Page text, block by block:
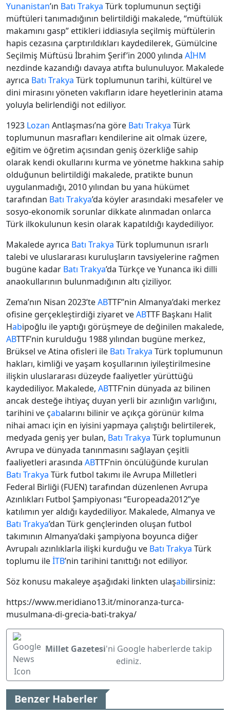
Yunanistan’ın Batı Trakya Türk toplumunun seçtiği
müftüleri tanımadığının belirtildiği makalede, “müftülük
makamını gasp” ettikleri iddiasıyla seçilmiş müftülerin
hapis cezasına çarptırıldıkları kaydedilerek, Gümülcine
Seçilmiş Müftüsü İbrahim Şerif’in 2000 yılında AİHM
nezdinde kazandığı davaya atıfta bulunuluyor. Makalede
ayrıca Batı Trakya Türk toplumunun tarihi, kültürel ve
dini mirasını yöneten vakıfların idare heyetlerinin atama
yoluyla belirlendiği not ediliyor.
1923 Lozan Antlaşması’na göre Batı Trakya Türk
toplumunun masrafları kendilerine ait olmak üzere,
eğitim ve öğretim açısından geniş özerkliğe sahip
olarak kendi okullarını kurma ve yönetme hakkına sahip
olduğunun belirtildiği makalede, pratikte bunun
uygulanmadığı, 2010 yılından bu yana hükümet
tarafından Batı Trakya’da köyler arasındaki mesafeler ve
sosyo-ekonomik sorunlar dikkate alınmadan onlarca
Türk ilkokulunun kesin olarak kapatıldığı kaydediliyor.
Makalede ayrıca Batı Trakya Türk toplumunun ısrarlı
talebi ve uluslararası kuruluşların tavsiyelerine rağmen
bugüne kadar Batı Trakya’da Türkçe ve Yunanca iki dilli
anaokullarının bulunmadığının altı çiziliyor.
Zema’nın Nisan 2023’teABTTF’’nin Almanya’daki merkez
ofisine gerçekleştirdiği ziyaret veABTTF Başkanı Halit
Habipoğlu ile yaptığı görüşmeye de değinilen makalede,
ABTTF’nin kurulduğu 1988 yılından bugüne merkez,
Brüksel ve Atina ofisleri ile Batı Trakya Türk toplumunun
hakları, kimliği ve yaşam koşullarının iyileştirilmesine
ilişkin uluslararası düzeyde faaliyetler yürüttüğü
kaydediliyor. Makalede, ABTTF’nin dünyada az bilinen
ancak desteğe ihtiyaç duyan yerli bir azınlığın varlığını,
tarihini ve çabalarını bilinir ve açıkça görünür kılma
nihai amacı için en iyisini yapmaya çalıştığı belirtilerek,
medyada geniş yer bulan, Batı Trakya Türk toplumunun
Avrupa ve dünyada tanınmasını sağlayan çeşitli
faaliyetleri arasında ABTTF’nin öncülüğünde kurulan
Batı Trakya Türk futbol takımı ile Avrupa Milletleri
Federal Birliği (FUEN) tarafından düzenlenen Avrupa
Azınlıkları Futbol Şampiyonası “Europeada2012”ye
katılımın yer aldığı kaydediliyor. Makalede, Almanya ve
Batı Trakya’dan Türk gençlerinden oluşan futbol
takımının Almanya’daki şampiyona boyunca diğer
Avrupalı azınlıklarla ilişki kurduğu ve Batı Trakya Türk
toplumu ileİTB’nin tarihini tanıttığı not ediliyor.
Söz konusu makaleye aşağıdaki linkten ulaşabilirsiniz:
https://www.meridiano13.it/minoranza-turca-
musulmana-di-grecia-bati-trakya/
Millet Gazetesi'ni Google haberlerde takip
ediniz.
Benzer Haberler